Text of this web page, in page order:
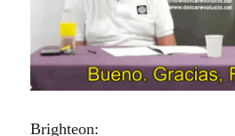
Brighteon: